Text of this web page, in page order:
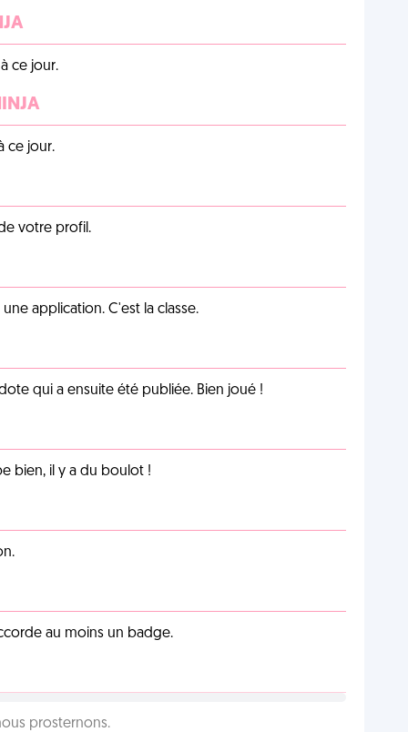
ce jour.
ce jour.
votre profil.
application. C'est la classe.
qui a ensuite été publiée. Bien joué !
bien, il y a du boulot !
au moins un badge.
prosternons.